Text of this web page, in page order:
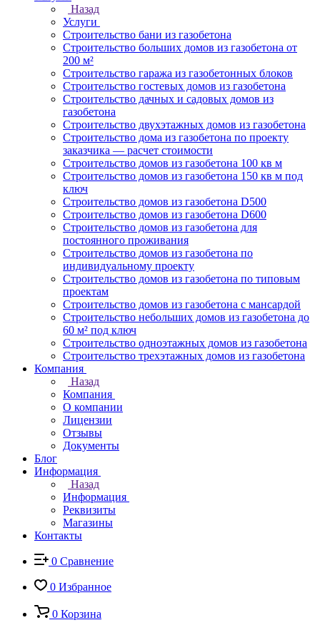
Назад
Услуги
Строительство бани из газобетона
Строительство больших домов из газобетона от
200 м²
Строительство гаража из газобетонных блоков
Строительство гостевых домов из газобетона
Строительство дачных и садовых домов из
газобетона
Строительство двухэтажных домов из газобетона
Строительство дома из газобетона по проекту
заказчика — расчет стоимости
Строительство домов из газобетона 100 кв м
Строительство домов из газобетона 150 кв м под
ключ
Строительство домов из газобетона D500
Строительство домов из газобетона D600
Строительство домов из газобетона для
постоянного проживания
Строительство домов из газобетона по
индивидуальному проекту
Строительство домов из газобетона по типовым
проектам
Строительство домов из газобетона с мансардой
Строительство небольших домов из газобетона до
60 м² под ключ
Строительство одноэтажных домов из газобетона
Строительство трехэтажных домов из газобетона
Компания
Назад
Компания
О компании
Лицензии
Отзывы
Документы
Блог
Информация
Назад
Информация
Реквизиты
Магазины
Контакты
0 Сравнение
0 Избранное
0 Корзина